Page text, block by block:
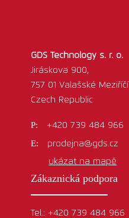
GDS Technology s. r. o.
Jiráskova 900,
757 01 Valašské Meziříčí
Czech Republic
+420 739 484 966
prodejna@gds.cz
ukázat na mapě
Zákaznická podpora
Tel.: +420 739 484 966